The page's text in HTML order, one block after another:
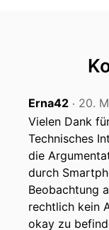
Erna42 ‧ 20.
Vielen Dank
Technisches
die
durch
Beobachtung
rechtlich kein
okay zu